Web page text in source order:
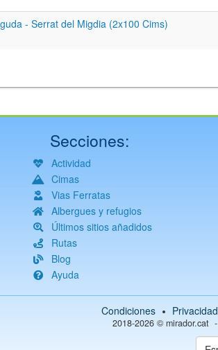
- Serrat del Migdia (2x100 Cims)
Secciones:
Actividad
Cimas
Vias Ferratas
Albergues y refugios
Últimos sitios añadidos
Rutas
Blog
Ayuda
Condiciones Privacidad
2018-2026 © mirador.cat
Select